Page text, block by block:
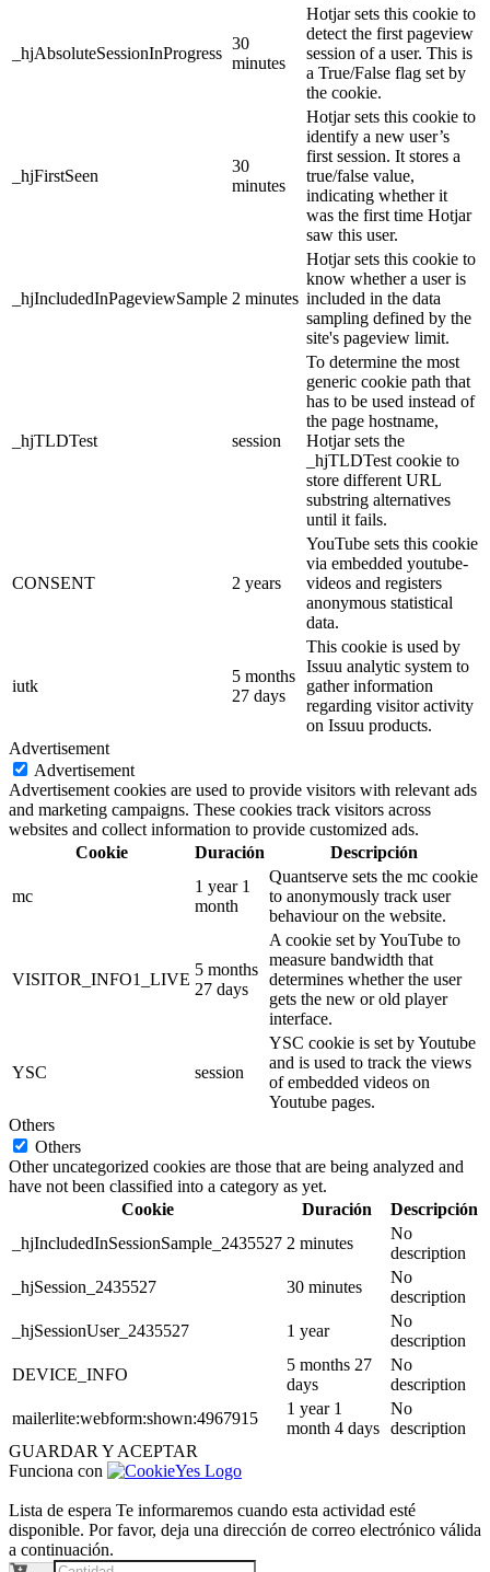
_hjAbsoluteSessionInProgress
30
minutes
Hotjar sets this cookie to
detect the first pageview
session of a user. This is
a True/False flag set by
the cookie.
_hjFirstSeen
30
minutes
Hotjar sets this cookie to
identify a new user’s
first session. It stores a
true/false value,
indicating whether it
was the first time Hotjar
saw this user.
_hjIncludedInPageviewSample 2 minutes
Hotjar sets this cookie to
know whether a user is
included in the data
sampling defined by the
site's pageview limit.
_hjTLDTest session
To determine the most
generic cookie path that
has to be used instead of
the page hostname,
Hotjar sets the
_hjTLDTest cookie to
store different URL
substring alternatives
until it fails.
CONSENT 2 years
YouTube sets this cookie
via embedded youtube-
videos and registers
anonymous statistical
data.
iutk
5 months
27 days
This cookie is used by
Issuu analytic system to
gather information
regarding visitor activity
on Issuu products.
Advertisement
Advertisement
Advertisement cookies are used to provide visitors with relevant ads
and marketing campaigns. These cookies track visitors across
websites and collect information to provide customized ads.
Cookie
Duración Descripción
mc
1 year 1
month
Quantserve sets the mc cookie
to anonymously track user
behaviour on the website.
VISITOR_INFO1_LIVE
5 months
27 days
A cookie set by YouTube to
measure bandwidth that
determines whether the user
gets the new or old player
interface.
YSC session
YSC cookie is set by Youtube
and is used to track the views
of embedded videos on
Youtube pages.
Others
Others
Other uncategorized cookies are those that are being analyzed and
have not been classified into a category as yet.
Cookie
Duración
Descripción
_hjIncludedInSessionSample_2435527 2 minutes
No
description
_hjSession_2435527
30 minutes
No
description
_hjSessionUser_2435527
1 year
No
description
DEVICE_INFO
5 months 27
days
No
description
mailerlite:webform:shown:4967915
1 year 1
month 4 days
No
description
GUARDAR Y ACEPTAR
Funciona con
Lista de espera Te informaremos cuando esta actividad esté
disponible. Por favor, deja una dirección de correo electrónico válida
a continuación.